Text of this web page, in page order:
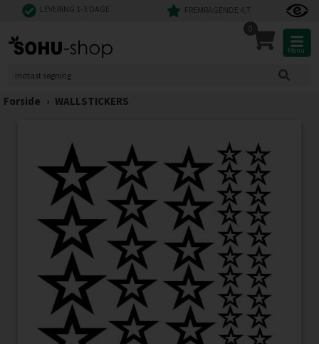
LEVERING 1-3 DAGE FREMRAGENDE 4,7
0
Menu
Forside › WALLSTICKERS